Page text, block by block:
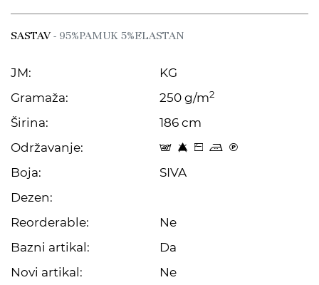
SASTAV- 95%PAMUK 5%ELASTAN
JM:
KG
Gramaža:
250 g/m2
Širina:
186 cm
Održavanje:
t 8 Z p C
Boja:
SIVA
Dezen:
Reorderable:
Ne
Bazni artikal:
Da
Novi artikal:
Ne